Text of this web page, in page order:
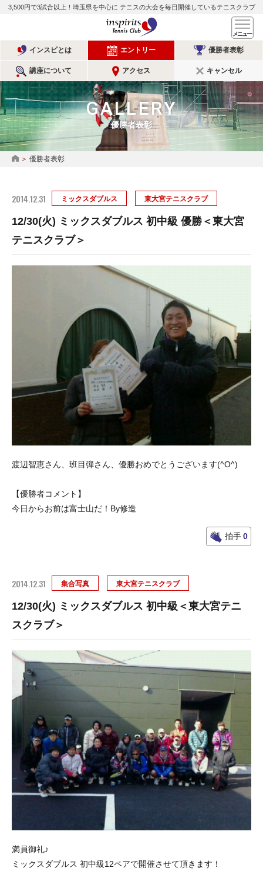
3,500円で3試合以上！埼玉県を中心に テニスの大会を毎日開催しているテニスクラブ
インスピリッツテニスクラ
インスピとは エントリー 優勝者表彰
講座について アクセス キャンセル
GALLERY
優勝者表彰
HOME
優勝者表彰
2014.12.31 ミックスダブルス 東大宮テニスクラブ
12/30(火) ミックスダブルス 初中級 優勝＜東大宮
テニスクラブ＞
渡辺智恵さん、班目弾さん、優勝おめでとうございます(^O^)
【優勝者コメント】
今日からお前は富士山だ！By修造
拍手0
2014.12.31 集合写真 東大宮テニスクラブ
12/30(火) ミックスダブルス 初中級＜東大宮テニ
スクラブ＞
満員御礼♪
ミックスダブルス 初中級12ペアで開催させて頂きます！